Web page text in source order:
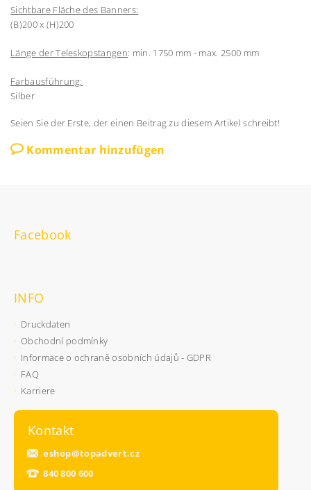
Sichtbare Fläche des Banners:
(B)200 x (H)200
Länge der Teleskopstangen: min. 1750 mm - max. 2500 mm
Farbausführung:
Silber
Seien Sie der Erste, der einen Beitrag zu diesem Artikel schreibt!
Kommentar hinzufügen
Facebook
INFO
Druckdaten
Obchodní podmínky
Informace o ochraně osobních údajů - GDPR
FAQ
Karriere
Kontakt
eshop@topadvert.cz
840 800 600